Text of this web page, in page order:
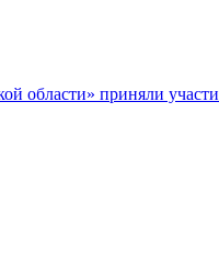
области» приняли